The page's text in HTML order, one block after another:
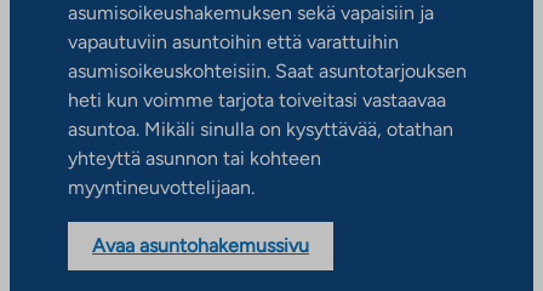
asumisoikeushakemuksen sekä vapaisiin ja
vapautuviin asuntoihin että varattuihin
asumisoikeuskohteisiin. Saat asuntotarjouksen
heti kun voimme tarjota toiveitasi vastaavaa
asuntoa. Mikäli sinulla on kysyttävää, otathan
yhteyttä asunnon tai kohteen
myyntineuvottelijaan.
Avaa asuntohakemussivu